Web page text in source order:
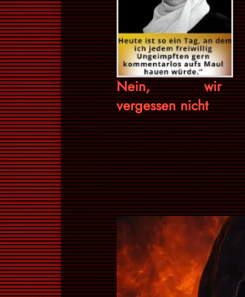
Nein, wir
vergessen nicht